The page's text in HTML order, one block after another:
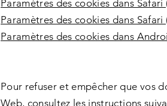
Paramètres des cookies dans Safari
Paramètres des cookies dans Safari
Paramètres des cookies dans
Pour refuser et empêcher que vos
Web, consultez les instructions